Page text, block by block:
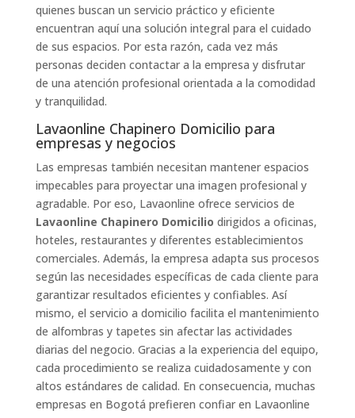
quienes buscan un servicio práctico y eficiente
encuentran aquí una solución integral para el cuidado
de sus espacios. Por esta razón, cada vez más
personas deciden contactar a la empresa y disfrutar
de una atención profesional orientada a la comodidad
y tranquilidad.
Lavaonline Chapinero Domicilio para
empresas y negocios
Las empresas también necesitan mantener espacios
impecables para proyectar una imagen profesional y
agradable. Por eso, Lavaonline ofrece servicios de
Lavaonline Chapinero Domicilio dirigidos a oficinas,
hoteles, restaurantes y diferentes establecimientos
comerciales. Además, la empresa adapta sus procesos
según las necesidades específicas de cada cliente para
garantizar resultados eficientes y confiables. Así
mismo, el servicio a domicilio facilita el mantenimiento
de alfombras y tapetes sin afectar las actividades
diarias del negocio. Gracias a la experiencia del equipo,
cada procedimiento se realiza cuidadosamente y con
altos estándares de calidad. En consecuencia, muchas
empresas en Bogotá prefieren confiar en Lavaonline